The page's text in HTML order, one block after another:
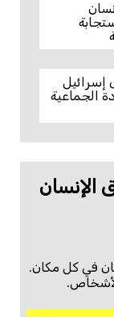
إسرائيل
الجماعية
الإنسان
في كل مكان.